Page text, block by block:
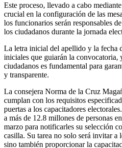
Este proceso, llevado a cabo
crucial en la configuración de las
los funcionarios serán responsables
los ciudadanos durante la jornada
La letra inicial del apellido y la fecha
iniciales que guiarán la convocatoria,
ciudadanos es fundamental para
y transparente.
La consejera Norma de la Cruz
cumplan con los requisitos
puertas a los capacitadores
a más de 12.8 millones de personas
marzo para notificarles su selección
casilla. Su tarea no solo será invitar a
sino también proporcionar la